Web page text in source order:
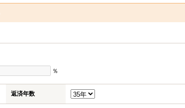
％
返済年数